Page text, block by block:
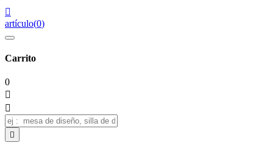

artículo(0)
Carrito
0


